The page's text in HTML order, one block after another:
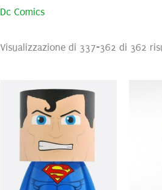
Dc Comics
Visualizzazione di 337-362 di 362